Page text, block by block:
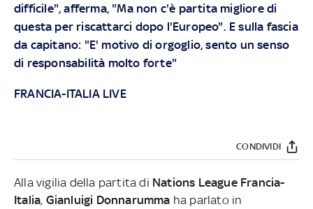
difficile", afferma, "Ma non c'è partita migliore di
questa per riscattarci dopo l'Europeo". E sulla fascia
da capitano: "E' motivo di orgoglio, sento un senso
di responsabilità molto forte"
FRANCIA-ITALIA LIVE
CONDIVIDI
Alla vigilia della partita di Nations League Francia-
Italia, Gianluigi Donnarumma ha parlato in